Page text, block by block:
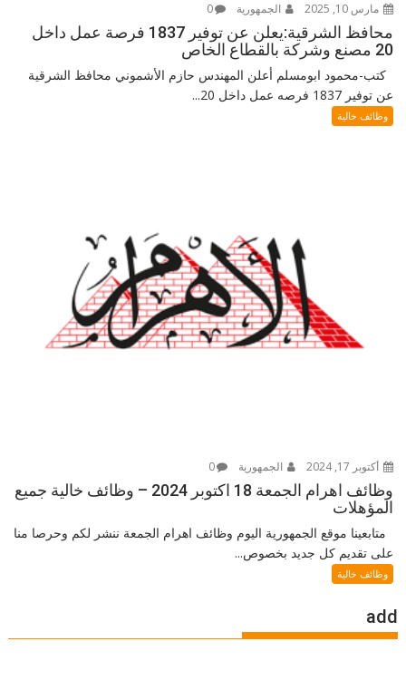
مارس 10, 2025 الجمهورية 0
محافظ الشرقية:يعلن عن توفير 1837 فرصة عمل داخل
20 مصنع وشركة بالقطاع الخاص
كتب-محمود ابومسلم أعلن المهندس حازم الأشموني محافظ الشرقية
عن توفير 1837 فرصه عمل داخل 20...
وظائف خالية
أكتوبر 17, 2024 الجمهورية 0
وظائف اهرام الجمعة 18 اكتوبر 2024 – وظائف خالية جميع
المؤهلات
متابعينا موقع الجمهورية اليوم وظائف اهرام الجمعة ننشر لكم وحرصا منا
على تقديم كل جديد بخصوص...
وظائف خالية
add